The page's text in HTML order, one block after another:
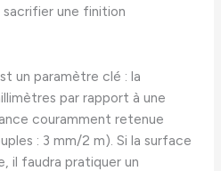
une finition
un paramètre clé : la
par rapport à une
couramment retenue
: 3 mm/2 m). Si la surface
il faudra pratiquer un